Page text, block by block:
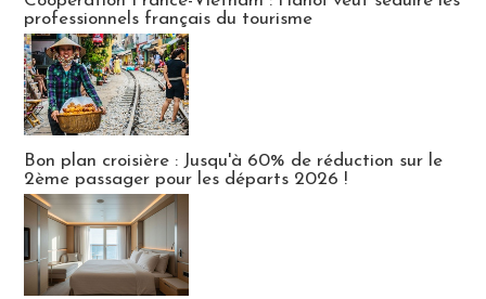
professionnels français du tourisme
Bon plan croisière : Jusqu'à 60% de réduction sur le
2ème passager pour les départs 2026 !